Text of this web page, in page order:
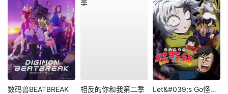
数码兽BEATBREAK 相反的你和我第二季 Let&#039;s Go怪奇组